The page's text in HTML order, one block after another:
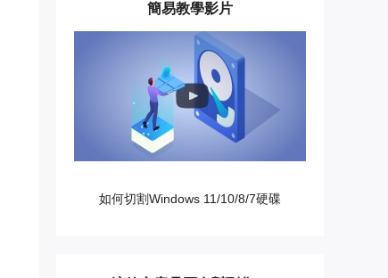
簡易教學影片
如何切割Windows 11/10/8/7硬碟